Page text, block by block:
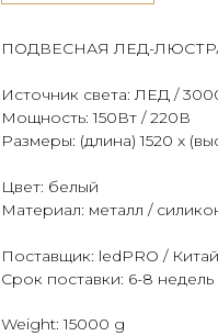
ПОДВЕСНАЯ ЛЕД-
Источник света: ЛЕД /
Мощность: 150Вт / 220В
Размеры: (длина) 1520 x
Цвет: белый
Материал: металл /
Поставщик: ledPRO / Китай
Срок поставки: 6-8 недель
Weight: 15000 g